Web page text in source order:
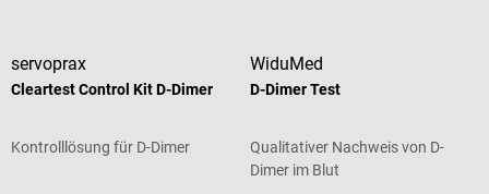
servoprax
Cleartest Control Kit D-Dimer
Kontrolllösung für D-Dimer
WiduMed
D-Dimer Test
Qualitativer Nachweis von D-
Dimer im Blut